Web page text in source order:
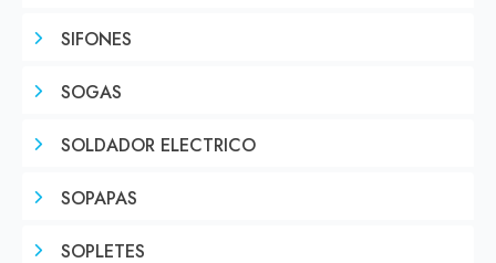
SIFONES
SOGAS
SOLDADOR ELECTRICO
SOPAPAS
SOPLETES